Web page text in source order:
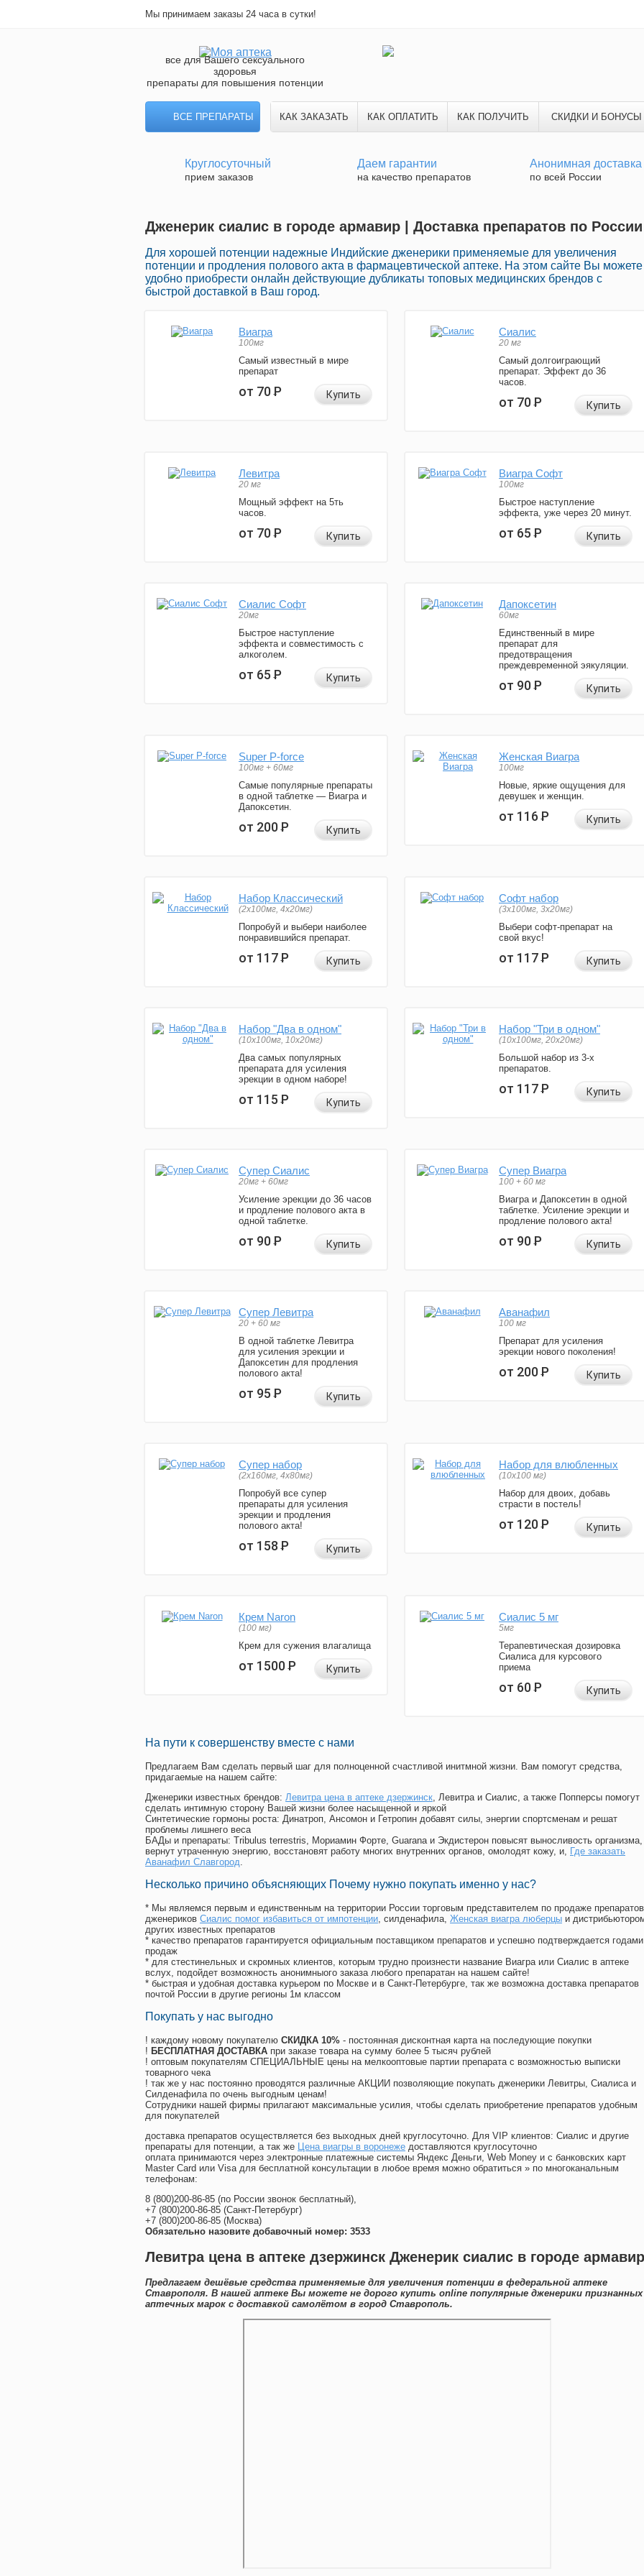
Мы принимаем заказы 24 часа в сутки!
все для Вашего сексуального
здоровья
препараты для повышения потенции
ВСЕ ПРЕПАРАТЫ КАК ЗАКАЗАТЬ КАК ОПЛАТИТЬ КАК ПОЛУЧИТЬ СКИДКИ И БОНУСЫ
Круглосуточный
прием заказов
Даем гарантии
на качество препаратов
Анонимная доставка
по всей России
Дженерик сиалис в городе армавир | Доставка препаратов по России
Для хорошей потенции надежные Индийские дженерики применяемые для увеличения
потенции и продления полового акта в фармацевтической аптеке. На этом сайте Вы можете
удобно приобрести онлайн действующие дубликаты топовых медицинских брендов с
быстрой доставкой в Ваш город.
Виагра
100мг
Самый известный в мире
препарат
от 70Р Купить
Сиалис
20 мг
Самый долгоиграющий
препарат. Эффект до 36
часов.
от 70Р Купить
Левитра
20 мг
Мощный эффект на 5ть
часов.
от 70Р Купить
Виагра Софт
100мг
Быстрое наступление
эффекта, уже через 20 минут.
от 65Р Купить
Сиалис Софт
20мг
Быстрое наступление
эффекта и совместимость с
алкоголем.
от 65Р Купить
Дапоксетин
60мг
Единственный в мире
препарат для
предотвращения
преждевременной эякуляции.
от 90Р Купить
Super P-force
100мг + 60мг
Самые популярные препараты
в одной таблетке — Виагра и
Дапоксетин.
от 200Р Купить
Женская Виагра
100мг
Новые, яркие ощущения для
девушек и женщин.
от 116Р Купить
Набор Классический
(2x100мг, 4x20мг)
Попробуй и выбери наиболее
понравившийся препарат.
от 117Р Купить
Софт набор
(3x100мг, 3x20мг)
Выбери софт-препарат на
свой вкус!
от 117Р Купить
Набор "Два в одном"
(10x100мг, 10x20мг)
Два самых популярных
препарата для усиления
эрекции в одном наборе!
от 115Р Купить
Набор "Три в одном"
(10x100мг, 20x20мг)
Большой набор из 3-х
препаратов.
от 117Р Купить
Супер Сиалис
20мг + 60мг
Усиление эрекции до 36 часов
и продление полового акта в
одной таблетке.
от 90Р Купить
Супер Виагра
100 + 60 мг
Виагра и Дапоксетин в одной
таблетке. Усиление эрекции и
продление полового акта!
от 90Р Купить
Супер Левитра
20 + 60 мг
В одной таблетке Левитра
для усиления эрекции и
Дапоксетин для продления
полового акта!
от 95Р Купить
Аванафил
100 мг
Препарат для усиления
эрекции нового поколения!
от 200Р Купить
Супер набор
(2х160мг, 4х80мг)
Попробуй все супер
препараты для усиления
эрекции и продления
полового акта!
от 158Р Купить
Набор для влюбленных
(10х100 мг)
Набор для двоих, добавь
страсти в постель!
от 120Р Купить
Крем Naron
(100 мг)
Крем для сужения влагалища
от 1500Р Купить
Сиалис 5 мг
5мг
Терапевтическая дозировка
Сиалиса для курсового
приема
от 60Р Купить
На пути к совершенству вместе с нами
Предлагаем Вам сделать первый шаг для полноценной счастливой инитмной жизни. Вам помогут средства,
придагаемые на нашем сайте:
Дженерики известных брендов: Левитра цена в аптеке дзержинск, Левитра и Сиалис, а также Попперсы помогут
сделать интимную сторону Вашей жизни более насыщенной и яркой
Синтетические гормоны роста: Динатроп, Ансомон и Гетропин добавят силы, энергии спортсменам и решат
проблемы лишнего веса
БАДы и препараты: Tribulus terrestris, Мориамин Форте, Guarana и Экдистерон повысят выносливость организма,
вернут утраченную энергию, восстановят работу многих внутренних органов, омолодят кожу, и, Где заказать
Аванафил Славгород.
Несколько причино объясняющих Почему нужно покупать именно у нас?
* Мы являемся первым и единственным на территории России торговым представителем по продаже препаратов
дженериков Сиалис помог избавиться от импотенции, силденафила, Женская виагра люберцы и
других известных препаратов
* качество препаратов гарантируется официальным поставщиком препаратов и успешно подтверждается годами
продаж
* для стестинельных и скромных клиентов, которым трудно произнести название Виагра или Сиалис в аптеке
вслух, подойдет возможность анонимныого заказа любого препаратан на нашем сайте!
* быстрая и удобная доставка курьером по Москве и в Санкт-Петербурге, так же возможна доставка препаратов
почтой России в другие регионы 1м классом
Покупать у нас выгодно
! каждому новому покупателю СКИДКА 10% - постоянная дисконтная карта на последующие покупки
! БЕСПЛАТНАЯ ДОСТАВКА при заказе товара на сумму более 5 тысяч рублей
! оптовым покупателям СПЕЦИАЛЬНЫЕ цены на мелкооптовые партии препарата с возможностью выписки
товарного чека
! так же у нас постоянно проводятся различные АКЦИИ позволяющие покупать дженерики Левитры, Сиалиса и
Силденафила по очень выгодным ценам!
Cотрудники нашей фирмы прилагают максимальные усилия, чтобы сделать приобретение препаратов удобным
для покупателей
доставка препаратов осуществляется без выходных дней круглосуточно. Для VIP клиентов: Сиалис и другие
препараты для потенции, а так же Цена виагры в воронеже доставляются круглосуточно
оплата принимаются через электронные платежные системы Яндекс Деньги, Web Money и с банковских карт
Master Card или Visa для бесплатной консультации в любое время можно обратиться » по многоканальным
телефонам:
8 (800)200-86-85 (по России звонок бесплатный),
+7 (800)200-86-85 (Санкт-Петербург)
+7 (800)200-86-85 (Москва)
Обязательно назовите добавочный номер: 3533
Левитра цена в аптеке дзержинск Дженерик сиалис в городе армавир
Предлагаем дешёвые средства применяемые для увеличения потенции в федеральной аптеке
Ставрополя. В нашей аптеке Вы можете не дорого купить online популярные дженерики признанных
аптечных марок с доставкой самолётом в город Ставрополь.